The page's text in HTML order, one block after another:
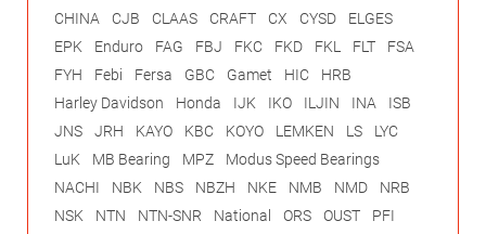
CHINA
CJB CLAAS CRAFT CX CYSD
ELGES
EPK
Enduro FAG FBJ FKC FKD FKL FLT
FSA
FYH
Febi Fersa GBC Gamet HIC
HRB
Harley Davidson
Honda IJK IKO ILJIN INA
ISB
JNS
JRH KAYO KBC KOYO LEMKEN LS
LYC
LuK
MB Bearing MPZ
Modus Speed Bearings
NACHI
NBK NBS NBZH NKE NMB NMD
NRB
NSK
NTN NTN-SNR National ORS OUST
PFI